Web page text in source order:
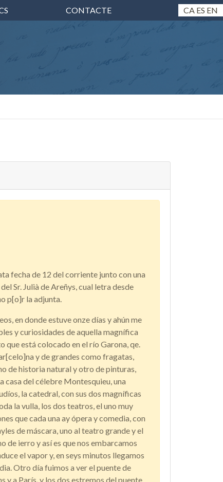
CONTACTE CA ES EN
fecha de 12 del corriente junto con una
Sr. Julià de Areñys, cual letra desde
p[o]r la adjunta.
en donde estuve onze días y ahún me
y curiosidades de aquella magnífica
que está colocado en el río Garona, qe.
y de grandes como fragatas,
de historia natural y otro de pinturas,
casa del célebre Montesquieu, una
la catedral, con sus dos magníficas
la vulla, los dos teatros, el uno muy
que cada una ay ópera y comedia, con
de máscara, uno al teatro grande y el
de ierro y así es que nos embarcamos
el vapor y, en seys minutos llegamos
Otro día fuimos a ver el puente de
y a París, y los dos estremos del puente